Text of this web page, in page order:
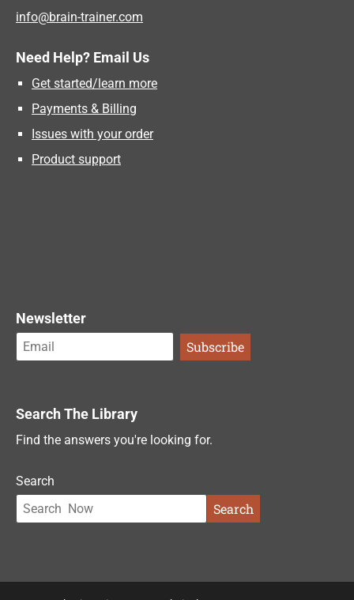
info@brain-trainer.com
Need Help? Email Us
Get started/learn more
Payments & Billing
Issues with your order
Product support
Newsletter
Search The Library
Find the answers you're looking for.
Search
Search